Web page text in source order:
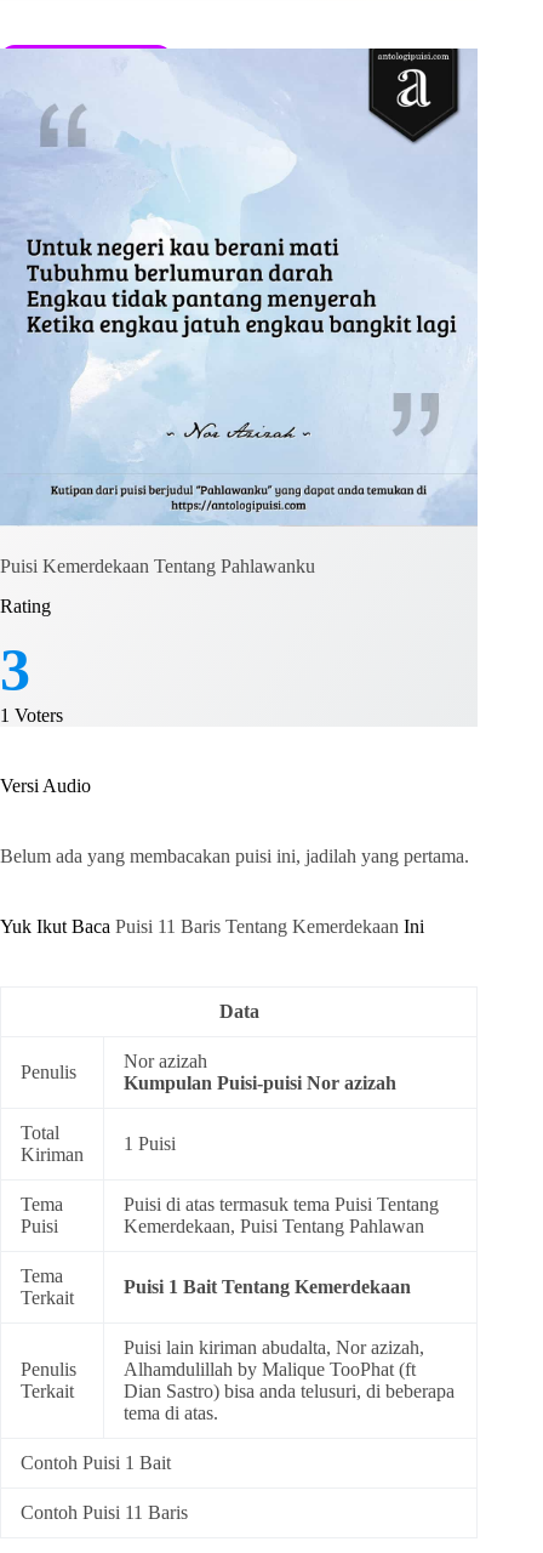
Puisi Kemerdekaan Tentang Pahlawanku
Rating
3
1 Voters
Versi Audio
Belum ada yang membacakan puisi ini, jadilah yang pertama.
Yuk Ikut Baca Puisi 11 Baris Tentang Kemerdekaan Ini
Data
Penulis
Nor azizah
Kumpulan Puisi-puisi Nor azizah
Total
Kiriman
1 Puisi
Tema
Puisi
Puisi di atas termasuk tema Puisi Tentang
Kemerdekaan, Puisi Tentang Pahlawan
Tema
Terkait
Puisi 1 Bait Tentang Kemerdekaan
Penulis
Terkait
Puisi lain kiriman abudalta, Nor azizah,
Alhamdulillah by Malique TooPhat (ft
Dian Sastro) bisa anda telusuri, di beberapa
tema di atas.
Contoh Puisi 1 Bait
Contoh Puisi 11 Baris